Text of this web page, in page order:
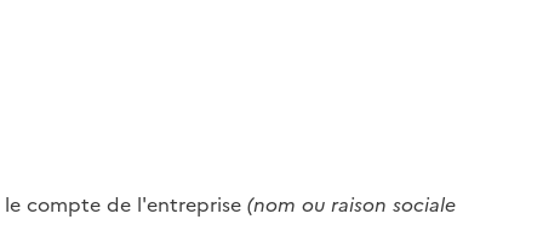
compte de l'entreprise (nom ou raison sociale